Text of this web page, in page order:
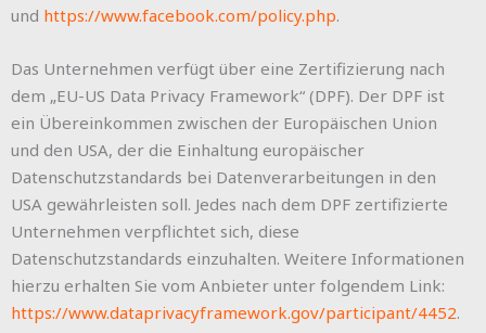
und https://www.facebook.com/policy.php.
Das Unternehmen verfügt über eine Zertifizierung nach
dem „EU-US Data Privacy Framework“ (DPF). Der DPF ist
ein Übereinkommen zwischen der Europäischen Union
und den USA, der die Einhaltung europäischer
Datenschutzstandards bei Datenverarbeitungen in den
USA gewährleisten soll. Jedes nach dem DPF zertifizierte
Unternehmen verpflichtet sich, diese
Datenschutzstandards einzuhalten. Weitere Informationen
hierzu erhalten Sie vom Anbieter unter folgendem Link:
https://www.dataprivacyframework.gov/participant/4452.